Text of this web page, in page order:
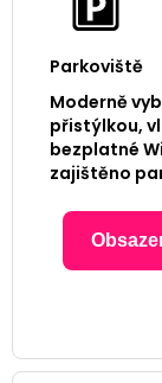
Parkoviště
Moderně
přistýlkou,
bezplatné
zajištěno